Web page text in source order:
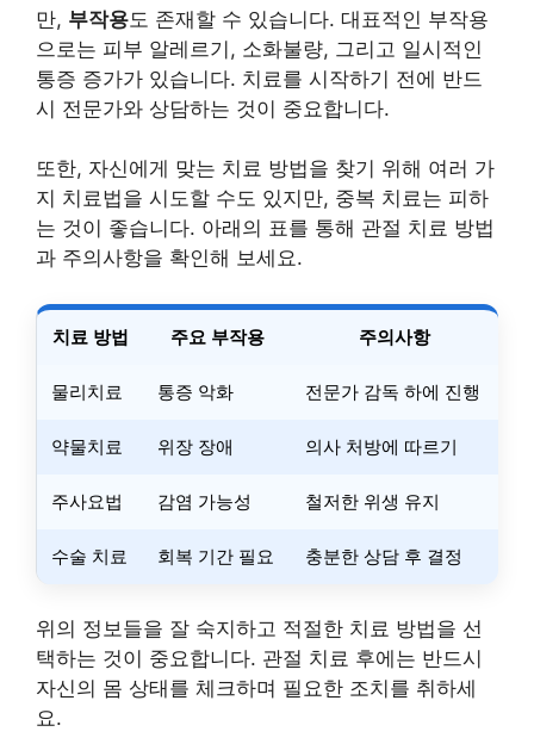
만, 부작용도 존재할 수 있습니다. 대표적인 부작용
으로는 피부 알레르기, 소화불량, 그리고 일시적인
통증 증가가 있습니다. 치료를 시작하기 전에 반드
시 전문가와 상담하는 것이 중요합니다.
또한, 자신에게 맞는 치료 방법을 찾기 위해 여러 가
지 치료법을 시도할 수도 있지만, 중복 치료는 피하
는 것이 좋습니다. 아래의 표를 통해 관절 치료 방법
과 주의사항을 확인해 보세요.
치료 방법 주요 부작용 주의사항
물리치료 통증 악화 전문가 감독 하에 진행
약물치료 위장 장애 의사 처방에 따르기
주사요법 감염 가능성 철저한 위생 유지
수술 치료 회복 기간 필요 충분한 상담 후 결정
위의 정보들을 잘 숙지하고 적절한 치료 방법을 선
택하는 것이 중요합니다. 관절 치료 후에는 반드시
자신의 몸 상태를 체크하며 필요한 조치를 취하세
요.